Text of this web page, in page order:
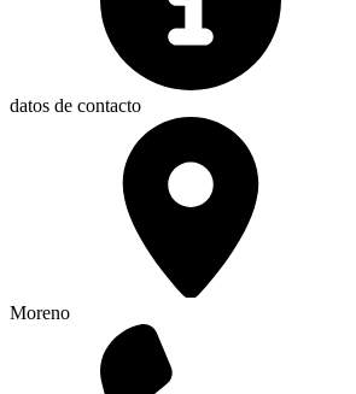
datos de contacto
Moreno